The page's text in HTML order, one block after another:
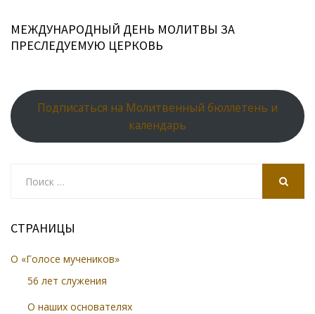
МЕЖДУНАРОДНЫЙ ДЕНЬ МОЛИТВЫ ЗА
ПРЕСЛЕДУЕМУЮ ЦЕРКОВЬ
Подписаться на Молитвенный бюллетень и
календарь
СТРАНИЦЫ
О «Голосе мучеников»
56 лет служения
О наших основателях